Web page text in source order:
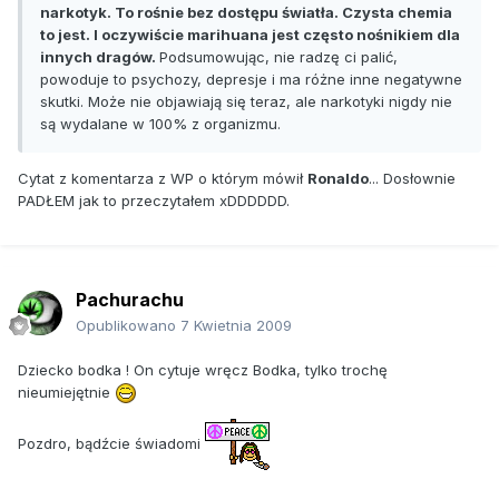
narkotyk. To rośnie bez dostępu światła. Czysta chemia
to jest. I oczywiście marihuana jest często nośnikiem dla
innych dragów. Podsumowując, nie radzę ci palić,
powoduje to psychozy, depresje i ma różne inne negatywne
skutki. Może nie objawiają się teraz, ale narkotyki nigdy nie
są wydalane w 100% z organizmu.
Cytat z komentarza z WP o którym mówił Ronaldo... Dosłownie
PADŁEM jak to przeczytałem xDDDDDD.
Pachurachu
Opublikowano 7 Kwietnia 2009
Dziecko bodka ! On cytuje wręcz Bodka, tylko trochę
nieumiejętnie
Pozdro, bądźcie świadomi